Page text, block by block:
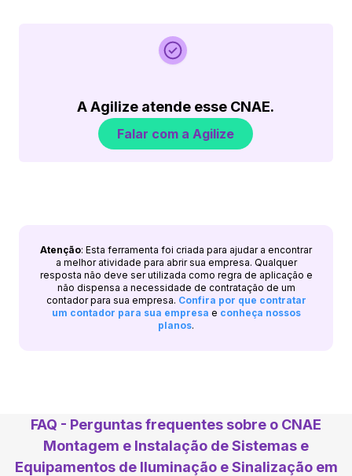
A Agilize atende esse CNAE.
Falar com a Agilize
Atenção: Esta ferramenta foi criada para ajudar a encontrar
a melhor atividade para abrir sua empresa. Qualquer
resposta não deve ser utilizada como regra de aplicação e
não dispensa a necessidade de contratação de um
contador para sua empresa. Confira por que contratar
um contador para sua empresa e conheça nossos
planos.
FAQ - Perguntas frequentes sobre o CNAE
Montagem e Instalação de Sistemas e
Equipamentos de Iluminação e Sinalização em